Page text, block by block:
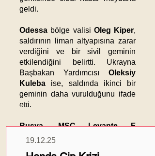
geldi.
Odessa bölge valisi Oleg Kiper,
saldırının liman altyapısına zarar
verdiğini ve bir sivil geminin
etkilendiğini belirtti. Ukrayna
Başbakan Yardımcısı Oleksiy
Kuleba ise, saldırıda ikinci bir
geminin daha vurulduğunu ifade
etti.
Rusya,MSC Levante F
gemisinin,
Güncel
Haberler
19.12.25